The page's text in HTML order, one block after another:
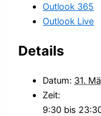
Outlook 365
Outlook Live
Details
Datum: 31.
Zeit:
9:30 bis